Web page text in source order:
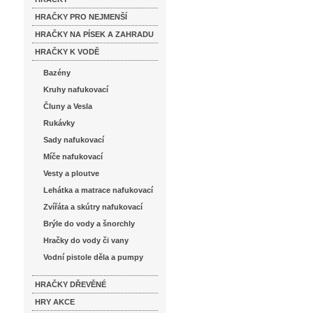
HRAČKY PRO NEJMENŠÍ
HRAČKY NA PÍSEK A ZAHRADU
HRAČKY K VODĚ
Bazény
Kruhy nafukovací
Čluny a Vesla
Rukávky
Sady nafukovací
Míče nafukovací
Vesty a ploutve
Lehátka a matrace nafukovací
Zvířáta a skútry nafukovací
Brýle do vody a šnorchly
Hračky do vody či vany
Vodní pistole děla a pumpy
HRAČKY DŘEVĚNÉ
HRY AKCE